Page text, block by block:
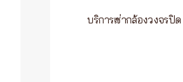
บริการเช่ากล้องวงจร